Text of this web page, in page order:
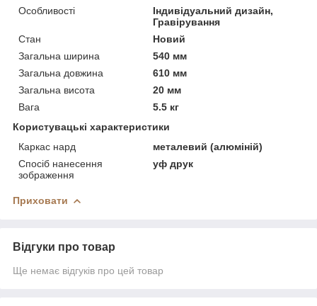
Особливості
Індивідуальний дизайн,
Гравірування
Стан
Новий
Загальна ширина
540 мм
Загальна довжина
610 мм
Загальна висота
20 мм
Вага
5.5 кг
Користувацькі характеристики
Каркас нард
металевий (алюміній)
Спосіб нанесення
зображення
уф друк
Приховати
Відгуки про товар
Ще немає відгуків про цей товар